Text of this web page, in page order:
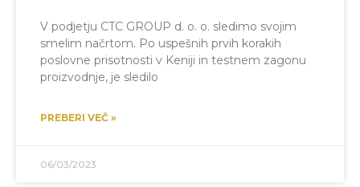
V podjetju CTC GROUP d. o. o. sledimo svojim
smelim načrtom. Po uspešnih prvih korakih
poslovne prisotnosti v Keniji in testnem zagonu
proizvodnje, je sledilo
PREBERI VEČ »
06/03/2023